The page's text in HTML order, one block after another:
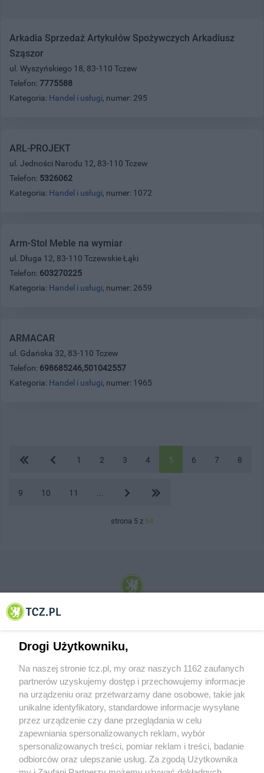
Arkadia Sprzedaż Artykułów Spożywczych Arkadiusz
Sząszor
ul. Wyszyńskiego 18, 83-110 Tczew
Telefon: 7775588
Kategoria: Handel i usługi, numer: 295
ARL-PROJEKT
ul. Jedności Narodu 12, 83-110 Tczew
Telefon: 5326062
Kategoria: Handel i usługi, numer: 1072
Arm-Stol Meble na wymiar
ul. Długa 12, 83-110 Tczewskie Łąki
Telefon: 603270225
Kategoria: Handel i usługi, numer: 2659
ARMACAR
ul. Gdańska 32, 83-110 Tczew
Telefon: 698685246,501042557
Kategoria: Handel i usługi, numer: 1965
1 2 3 4 5 6 7 8
9 10 11
strona 5 z 54
© 2001-2026 Tczew - TCZ.PL Sp. z o.o. Internetowy Serwis Informacyjny Miasta
O FIRMIE POLITYKA PRYWATNOŚCI HOSTING
REKLAMA WSPÓŁPRACA RSS FACEBOOK KONTAKT
Drogi Użytkowniku,
Na naszej stronie tcz.pl, my oraz naszych 1162 zaufanych
partnerów uzyskujemy dostęp i przechowujemy informacje
na urządzeniu oraz przetwarzamy dane osobowe, takie jak
unikalne identyfikatory, standardowe informacje wysyłane
przez urządzenie czy dane przeglądania w celu
zapewniania spersonalizowanych reklam, wybór
spersonalizowanych treści, pomiar reklam i treści, badanie
odbiorców oraz ulepszanie usług. Za zgodą Użytkownika